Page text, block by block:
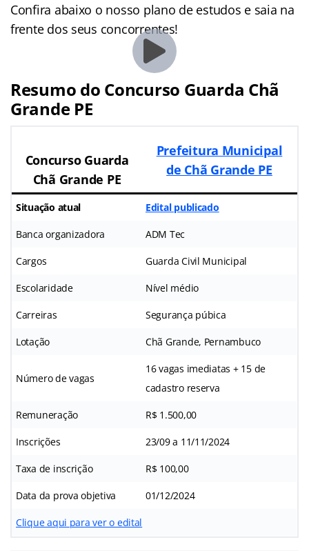
Confira abaixo o nosso plano de estudos e saia na
frente dos seus concorrentes!
Resumo do Concurso Guarda Chã
Grande PE
Concurso Guarda
Chã Grande PE
Prefeitura Municipal
de Chã Grande PE
Situação atual Edital publicado
Banca organizadora ADM Tec
Cargos Guarda Civil Municipal
Escolaridade Nível médio
Carreiras Segurança púbica
Lotação Chã Grande, Pernambuco
Número de vagas
16 vagas imediatas + 15 de
cadastro reserva
Remuneração R$ 1.500,00
Inscrições 23/09 a 11/11/2024
Taxa de inscrição R$ 100,00
Data da prova objetiva 01/12/2024
Clique aqui para ver o edital